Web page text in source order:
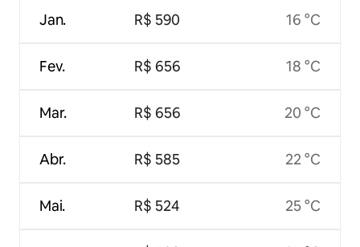
Jan.
Fev.
Mar.
Abr.
Mai.
R$ 590
R$ 656
R$ 656
R$ 585
R$ 524
16 °C
18 °C
20 °C
22 °C
25 °C